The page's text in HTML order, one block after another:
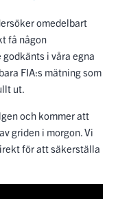
omedelbart
få någon
i våra egna
FIA:s mätning som
ut.
och kommer att
griden i morgon. Vi
för att säkerställa